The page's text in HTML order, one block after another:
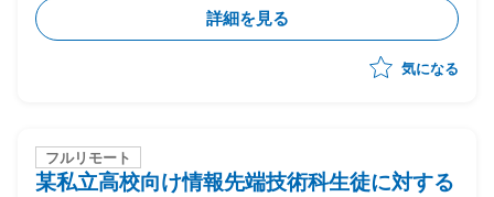
計レビューおよび顧客説明
・債権、債務、固定資産、一般会計領域のカスタマイズ
・現在適用設計フェーズ、10月～構築フェーズ、2028
年1月本番稼働予定
詳細を見る
気になる
フルリモート
某私立高校向け情報先端技術科生徒に対する